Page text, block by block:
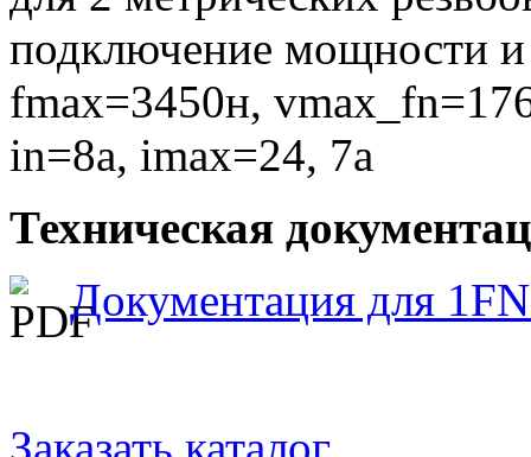
подключение мощности и
fmax=3450н,
in=8a, imax=24, 7a
Техническая
Документация для
Заказать каталог